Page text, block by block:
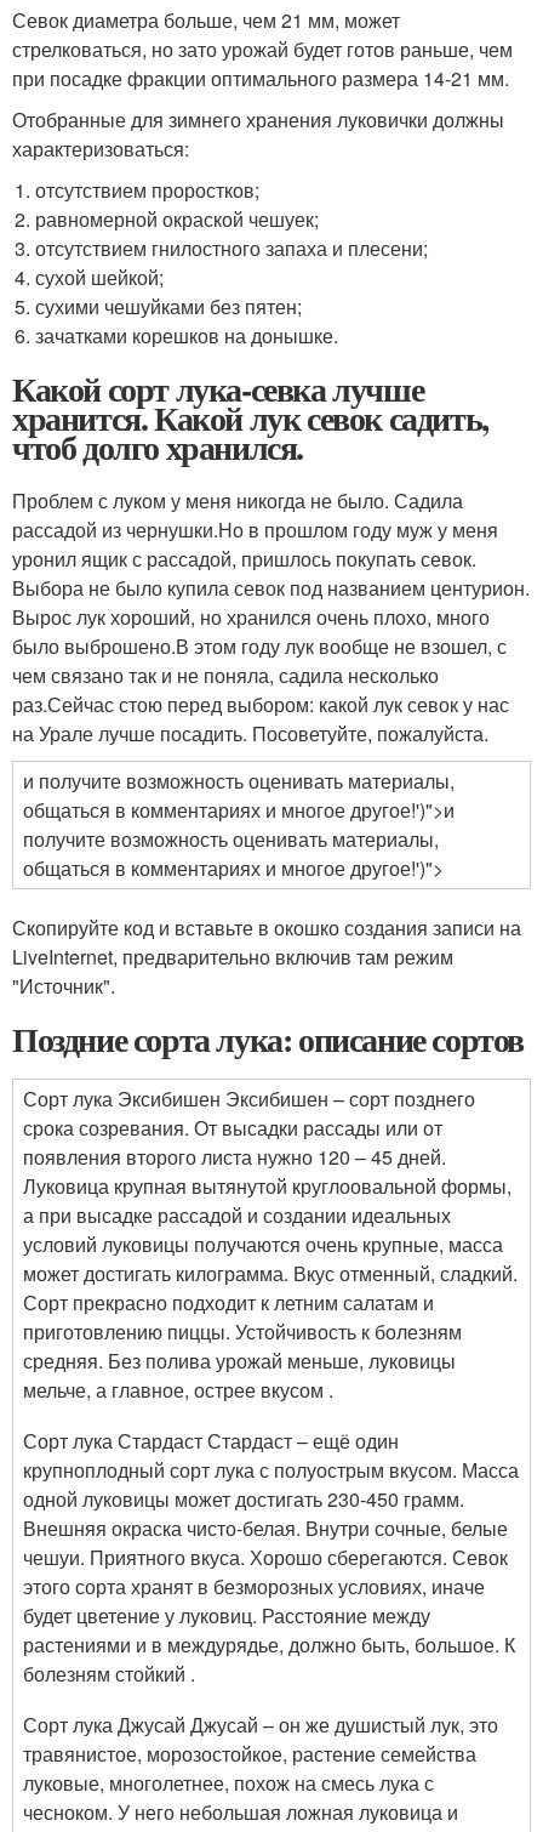
Севок диаметра больше, чем 21 мм, может
стрелковаться, но зато урожай будет готов раньше, чем
при посадке фракции оптимального размера 14-21 мм.
Отобранные для зимнего хранения луковички должны
характеризоваться:
отсутствием проростков;
равномерной окраской чешуек;
отсутствием гнилостного запаха и плесени;
сухой шейкой;
сухими чешуйками без пятен;
зачатками корешков на донышке.
Какой сорт лука-севка лучше
хранится. Какой лук севок садить,
чтоб долго хранился.
Проблем с луком у меня никогда не было. Садила
рассадой из чернушки.Но в прошлом году муж у меня
уронил ящик с рассадой, пришлось покупать севок.
Выбора не было купила севок под названием центурион.
Вырос лук хороший, но хранился очень плохо, много
было выброшено.В этом году лук вообще не взошел, с
чем связано так и не поняла, садила несколько
раз.Сейчас стою перед выбором: какой лук севок у нас
на Урале лучше посадить. Посоветуйте, пожалуйста.
и получите возможность оценивать материалы,
общаться в комментариях и многое другое!')">и
получите возможность оценивать материалы,
общаться в комментариях и многое другое!')">
Скопируйте код и вставьте в окошко создания записи на
LiveInternet, предварительно включив там режим
"Источник".
Поздние сорта лука: описание сортов
Сорт лука Эксибишен Эксибишен – сорт позднего
срока созревания. От высадки рассады или от
появления второго листа нужно 120 – 45 дней.
Луковица крупная вытянутой круглоовальной формы,
а при высадке рассадой и создании идеальных
условий луковицы получаются очень крупные, масса
может достигать килограмма. Вкус отменный, сладкий.
Сорт прекрасно подходит к летним салатам и
приготовлению пиццы. Устойчивость к болезням
средняя. Без полива урожай меньше, луковицы
мельче, а главное, острее вкусом .
Сорт лука Стардаст Стардаст – ещё один
крупноплодный сорт лука с полуострым вкусом. Масса
одной луковицы может достигать 230-450 грамм.
Внешняя окраска чисто-белая. Внутри сочные, белые
чешуи. Приятного вкуса. Хорошо сберегаются. Севок
этого сорта хранят в безморозных условиях, иначе
будет цветение у луковиц. Расстояние между
растениями и в междурядье, должно быть, большое. К
болезням стойкий .
Сорт лука Джусай Джусай – он же душистый лук, это
травянистое, морозостойкое, растение семейства
луковые, многолетнее, похож на смесь лука с
чесноком. У него небольшая ложная луковица и